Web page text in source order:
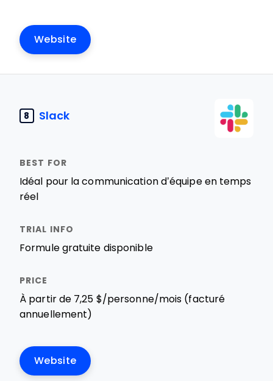
Website
8 Slack
Idéal pour la communication d’équipe en temps
réel
Formule gratuite disponible
À partir de 7,25 $/personne/mois (facturé
annuellement)
Website